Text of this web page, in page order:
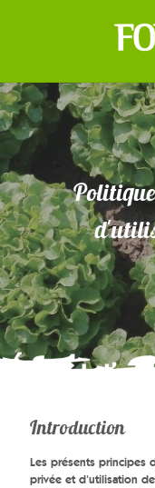
Introduction
Les présents principes
privée et d’utilisation